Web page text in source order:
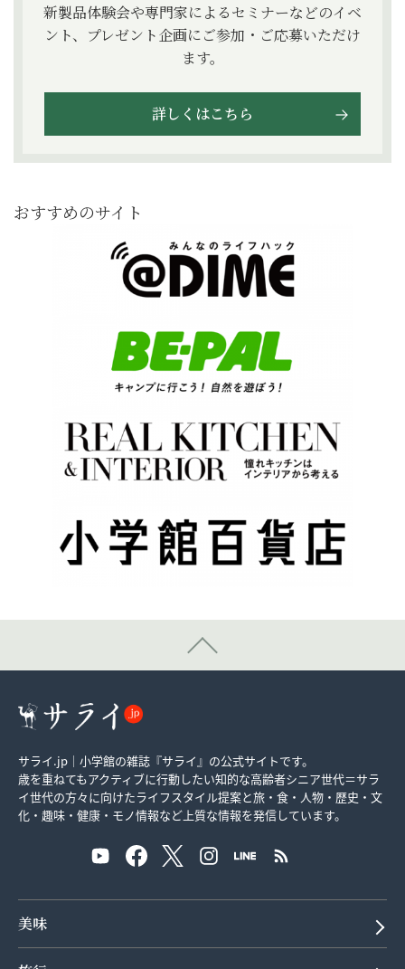
新製品体験会や専門家によるセミナーなどのイベ
ント、プレゼント企画にご参加・ご応募いただけ
ます。
詳しくはこちら
おすすめのサイト
サライ.jp｜小学館の雑誌『サライ』の公式サイトです。
歳を重ねてもアクティブに行動したい知的な高齢者シニア世代＝サラ
イ世代の方々に向けたライフスタイル提案と旅・食・人物・歴史・文
化・趣味・健康・モノ情報など上質な情報を発信しています。
美味